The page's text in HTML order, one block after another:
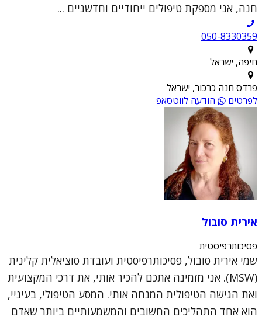
חנה, אני מספקת טיפולים ייחודיים וחדשניים ...
050-8330359
חיפה, ישראל
פרדס חנה כרכור, ישראל
לפרטים
הודעה לווטסאפ
אירית סובול
פסיכותרפיסטית
שמי אירית סובול, פסיכותרפיסטית ועובדת סוציאלית קלינית
(MSW). אני מזמינה אתכם להכיר אותי, את דרכי המקצועית
ואת הגישה הטיפולית המנחה אותי. המסע הטיפולי, בעיניי,
הוא אחד התהליכים החשובים והמשמעותיים ביותר שאדם